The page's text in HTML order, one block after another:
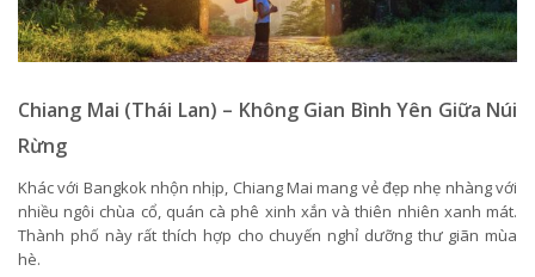
Chiang Mai (Thái Lan) – Không Gian Bình Yên Giữa Núi
Rừng
Khác với Bangkok nhộn nhịp, Chiang Mai mang vẻ đẹp nhẹ nhàng với
nhiều ngôi chùa cổ, quán cà phê xinh xắn và thiên nhiên xanh mát.
Thành phố này rất thích hợp cho chuyến nghỉ dưỡng thư giãn mùa
hè.